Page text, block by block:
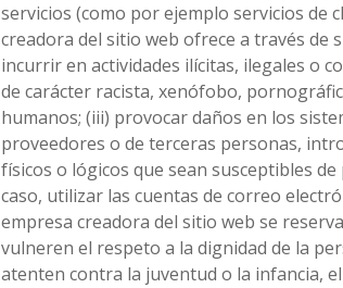
servicios (como por ejemplo servicios de
creadora del sitio web ofrece a través
incurrir en actividades ilícitas, ilegales o
de carácter racista, xenófobo,
humanos; (iii) provocar daños en los
proveedores o de terceras personas,
físicos o lógicos que sean susceptibles
caso, utilizar las cuentas de correo
empresa creadora del sitio web se
vulneren el respeto a la dignidad de la
atenten contra la juventud o la infancia,